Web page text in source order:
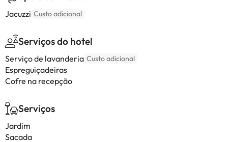
Jacuzzi Custo adicional
Serviços do hotel
Serviço de lavanderia Custo adicional
Espreguiçadeiras
Cofre na recepção
Serviços
Jardim
Sacada